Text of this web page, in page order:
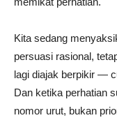
Kita sedang
persuasi rasional,
lagi diajak berpikir —
Dan ketika perhatian
nomor urut, bukan